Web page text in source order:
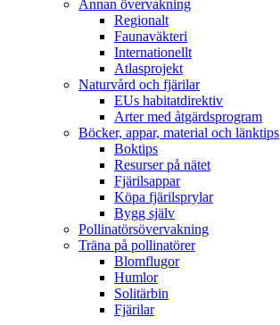
Annan övervakning
Regionalt
Faunaväkteri
Internationellt
Atlasprojekt
Naturvård och fjärilar
EUs habitatdirektiv
Arter med åtgärdsprogram
Böcker, appar, material och länktips
Boktips
Resurser på nätet
Fjärilsappar
Köpa fjärilsprylar
Bygg själv
Pollinatörsövervakning
Träna på pollinatörer
Blomflugor
Humlor
Solitärbin
Fjärilar